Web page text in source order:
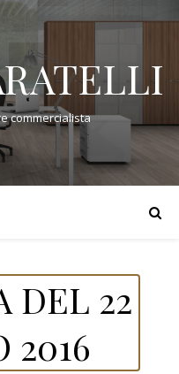
commercialista
DEL 22
2016